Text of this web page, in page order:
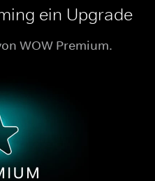
ein Upgrade
WOW Premium.